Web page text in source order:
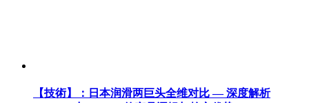
【技術】：日本润滑两巨头全维对比 — 深度解析